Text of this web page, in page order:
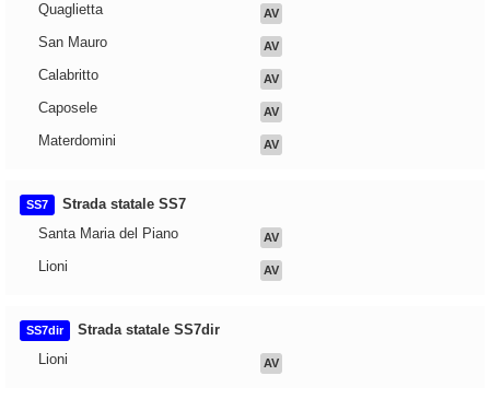
Quaglietta AV
San Mauro AV
Calabritto AV
Caposele AV
Materdomini AV
SS7
Strada statale SS7
Santa Maria del Piano
AV
Lioni AV
SS7dir
Strada statale SS7dir
Lioni
AV